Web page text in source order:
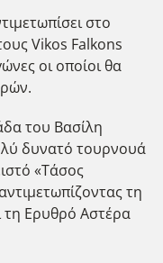
στο
Vikos Falkons
οι οποίοι θα
του Βασίλη
δυνατό τουρνουά
«Τάσος
τη
τη Ερυθρό Αστέρα